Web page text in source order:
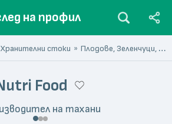
на профил
Хранителни стоки Плодове, Зеленчуци, Гъби, Ядки
Food
на тахани